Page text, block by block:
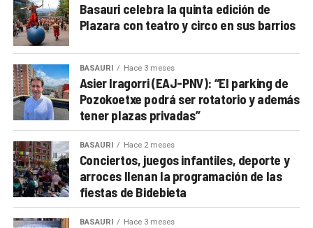
Basauri celebra la quinta edición de
Plazara con teatro y circo en sus barrios
BASAURI Hace 3 meses
Asier Iragorri (EAJ-PNV): “El parking de
Pozokoetxe podrá ser rotatorio y además
tener plazas privadas”
BASAURI Hace 2 meses
Conciertos, juegos infantiles, deporte y
arroces llenan la programación de las
fiestas de Bidebieta
BASAURI Hace 3 meses